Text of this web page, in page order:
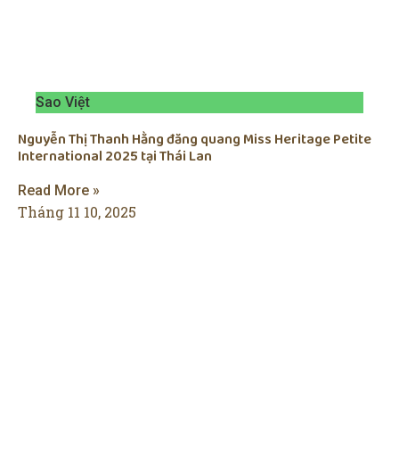
Sao Việt
Nguyễn Thị Thanh Hằng đăng quang Miss Heritage Petite
International 2025 tại Thái Lan
Read More »
Tháng 11 10, 2025